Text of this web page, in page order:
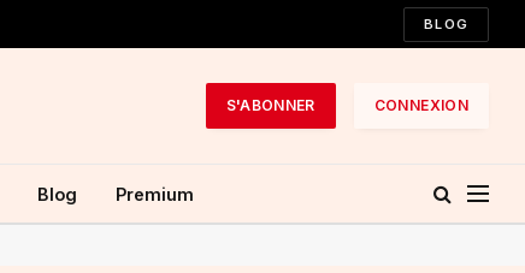
BLOG
S'ABONNER CONNEXION
Blog Premium